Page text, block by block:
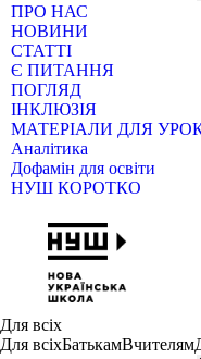
ПРО НАС
НОВИНИ
СТАТТІ
Є ПИТАННЯ
ПОГЛЯД
ІНКЛЮЗІЯ
МАТЕРІАЛИ ДЛЯ
Аналітика
Дофамін для освіти
НУШ КОРОТКО
Для всіх
Для всіхБатькамВчителям